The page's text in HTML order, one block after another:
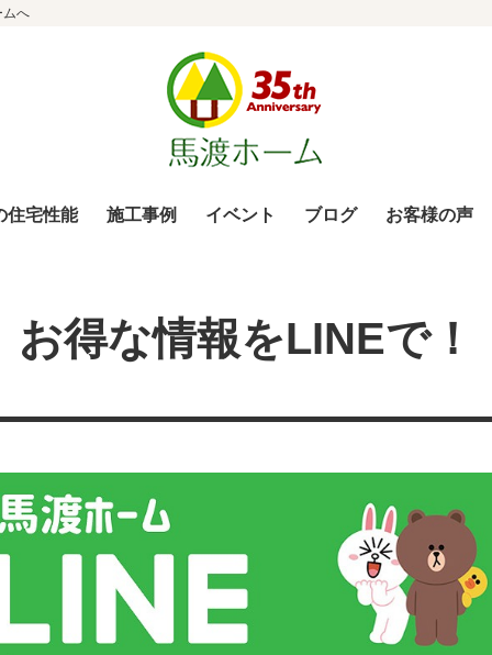
ムへ
住宅性能 施工事例 イベント ブログ お客様の声
お得な情報をLINEで！